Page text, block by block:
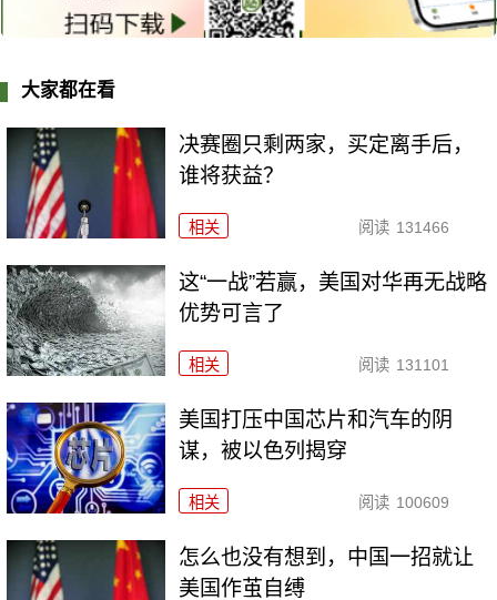
大家都在看
决赛圈只剩两家，买定离手后，
谁将获益？
相关 阅读 131466
这“一战”若赢，美国对华再无战略
优势可言了
相关 阅读 131101
美国打压中国芯片和汽车的阴
谋，被以色列揭穿
相关 阅读 100609
怎么也没有想到，中国一招就让
美国作茧自缚